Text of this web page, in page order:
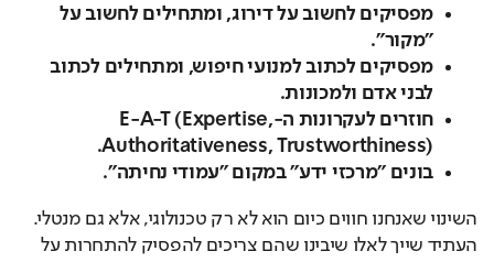
מפסיקים לחשוב על דירוג, ומתחילים לחשוב על
"מקור".
מפסיקים לכתוב למנועי חיפוש, ומתחילים לכתוב
לבני אדם ולמכונות.
חוזרים לעקרונות ה-E-A-T (Expertise,
Authoritativeness, Trustworthiness).
בונים "מרכזי ידע" במקום "עמודי נחיתה".
העתיד שייך לאלו שיבינו שהם צריכים להפסיק להתחרות על